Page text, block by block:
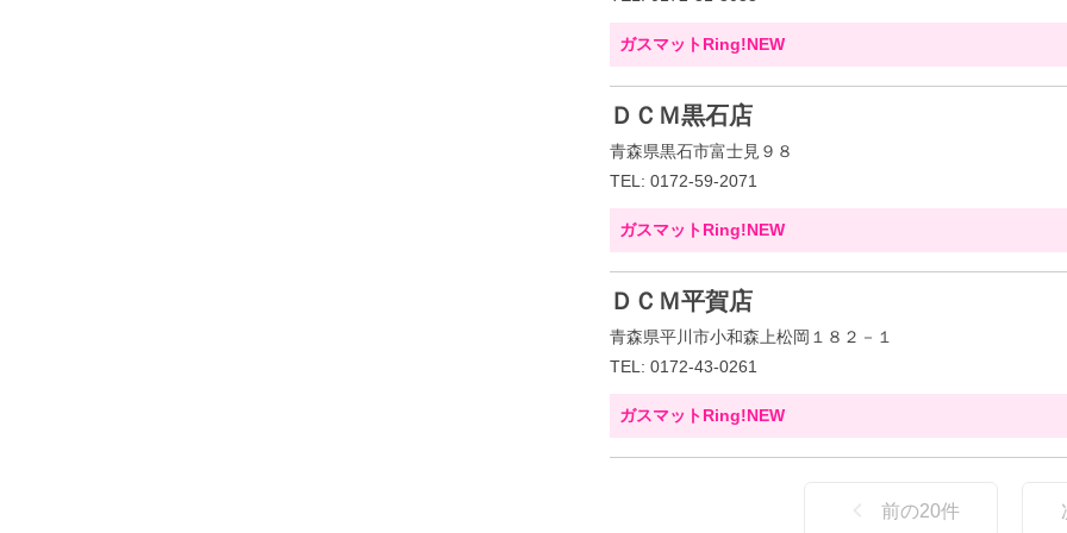
ガスマットRing!NEW
ＤＣＭ黒石店
青森県黒石市富士見９８
TEL: 0172-59-2071
ガスマットRing!NEW
ＤＣＭ平賀店
青森県平川市小和森上松岡１８２－１
TEL: 0172-43-0261
ガスマットRing!NEW
前の20件